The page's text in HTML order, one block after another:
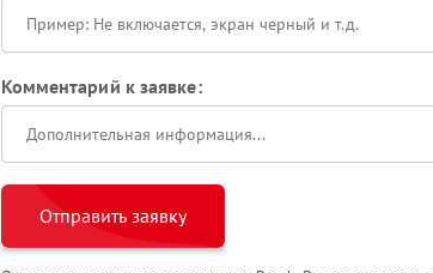
Комментарий к заявке:
Отправить заявку